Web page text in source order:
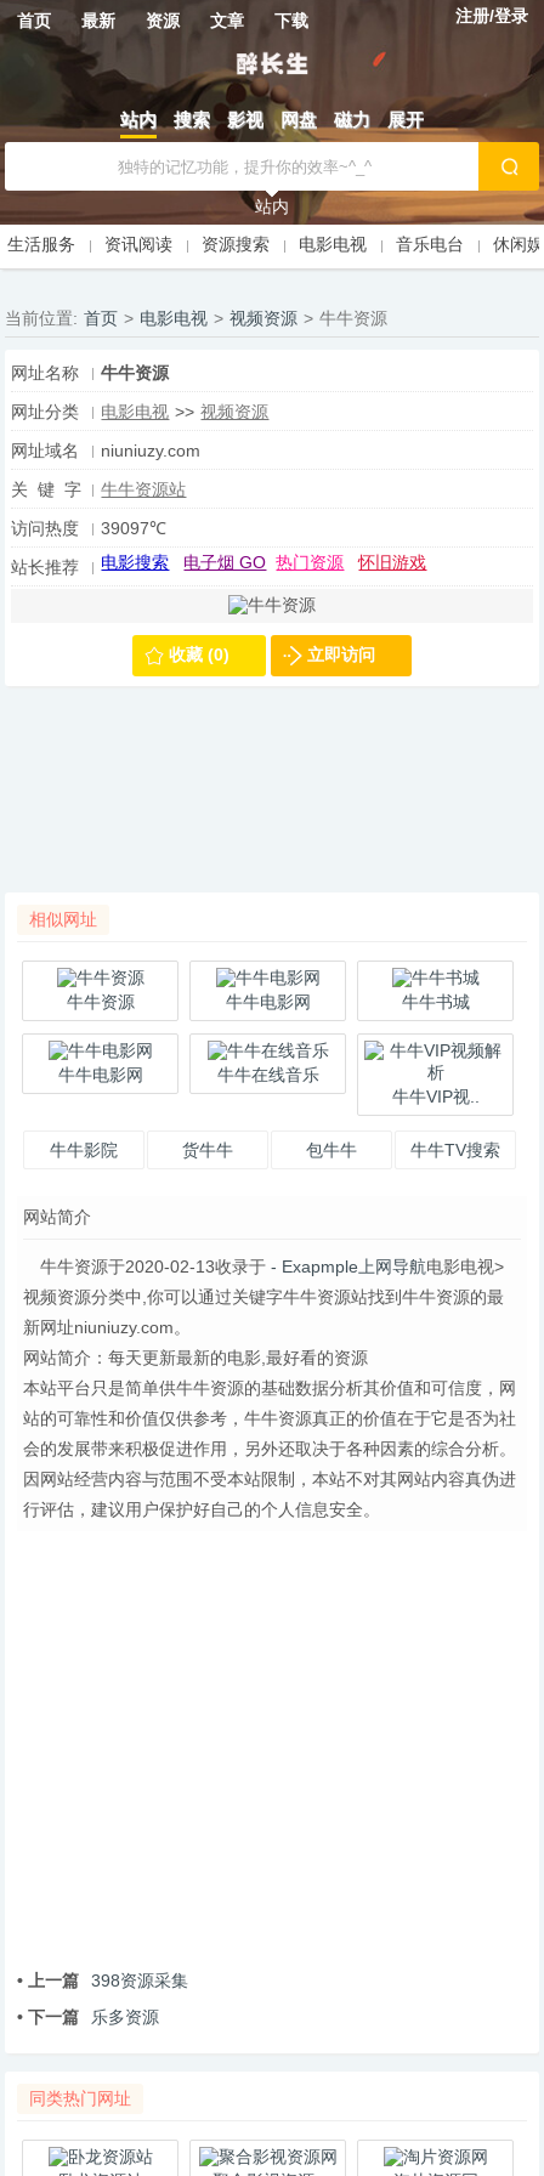
首页 最新 资源 文章 下载 注册/登录
站内 搜索 影视 网盘 磁力 展开
站内
生活服务
资讯阅读 资源搜索 电影电视 音乐电台 休闲
当前位置: 首页 > 电影电视 > 视频资源 > 牛牛资源
网址名称
牛牛资源
网址分类
电影电视 >> 视频资源
网址域名
niuniuzy.com
关 键 字
牛牛资源站
访问热度
39097℃
站长推荐
电影搜索 电子烟 GO 热门资源 怀旧游戏
收藏 (0) 立即访问
相似网址
牛牛资源 牛牛电影网 牛牛书城
牛牛电影网
牛牛在线音乐
牛牛VIP视..
牛牛影院 货牛牛 包牛牛 牛牛TV搜索
网站简介
牛牛资源于2020-02-13收录于 - Exapmple上网导航电影电视>
视频资源分类中,你可以通过关键字牛牛资源站找到牛牛资源的最
新网址niuniuzy.com。
网站简介：每天更新最新的电影,最好看的资源
本站平台只是简单供牛牛资源的基础数据分析其价值和可信度，网
站的可靠性和价值仅供参考，牛牛资源真正的价值在于它是否为社
会的发展带来积极促进作用，另外还取决于各种因素的综合分析。
因网站经营内容与范围不受本站限制，本站不对其网站内容真伪进
行评估，建议用户保护好自己的个人信息安全。
• 上一篇
398资源采集
• 下一篇
乐多资源
同类热门网址